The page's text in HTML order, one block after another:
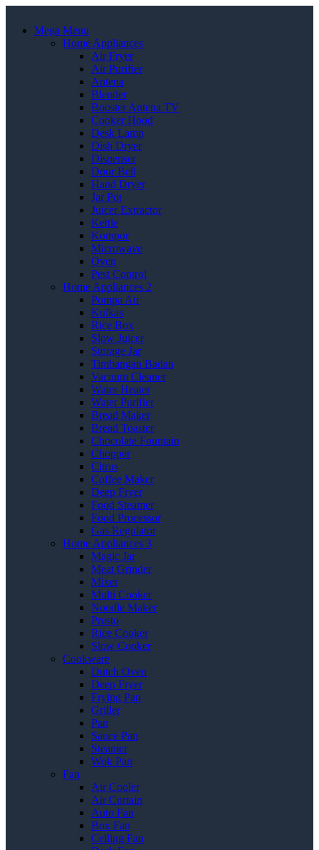
Mega Menu
Home Appliances
Air Fryer
Air Purifier
Antena
Blender
Booster Antena TV
Cooker Hood
Desk Lamp
Dish Dryer
Dispenser
Door Bell
Hand Dryer
Jar Pot
Juicer Extractor
Kettle
Kompor
Microwave
Oven
Pest Control
Home Appliances 2
Pompa Air
Kulkas
Rice Box
Slow Juicer
Storage Jar
Timbangan Badan
Vacuum Cleaner
Water Heater
Water Purifier
Bread Maker
Bread Toaster
Chocolate Fountain
Chopper
Citrus
Coffee Maker
Deep Fryer
Food Steamer
Food Processor
Gas Regulator
Home Appliances 3
Magic Jar
Meat Grinder
Mixer
Multi Cooker
Noodle Maker
Presto
Rice Cooker
Slow Cooker
Cookware
Dutch Oven
Deep Fryer
Frying Pan
Griller
Pan
Sauce Pan
Steamer
Wok Pan
Fan
Air Cooler
Air Curtain
Auto Fan
Box Fan
Ceiling Fan